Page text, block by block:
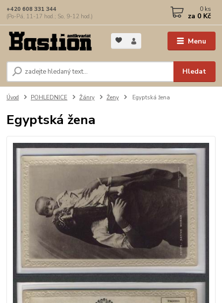
Menu
Hledat
+420 608 331 344
(Po-Pá, 11-17 hod.; So, 9-12 hod.)
0 ks
za 0 Kč
Úvod POHLEDNICE Žánry Ženy Egyptská žena
Egyptská žena